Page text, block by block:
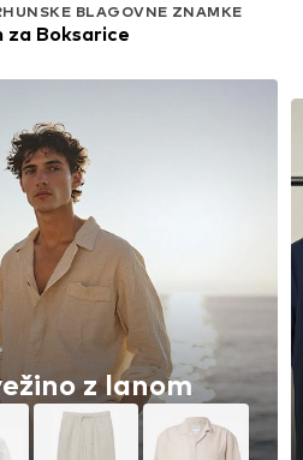
BLAGOVNE ZNAMKE
za Boksarice
z lanom